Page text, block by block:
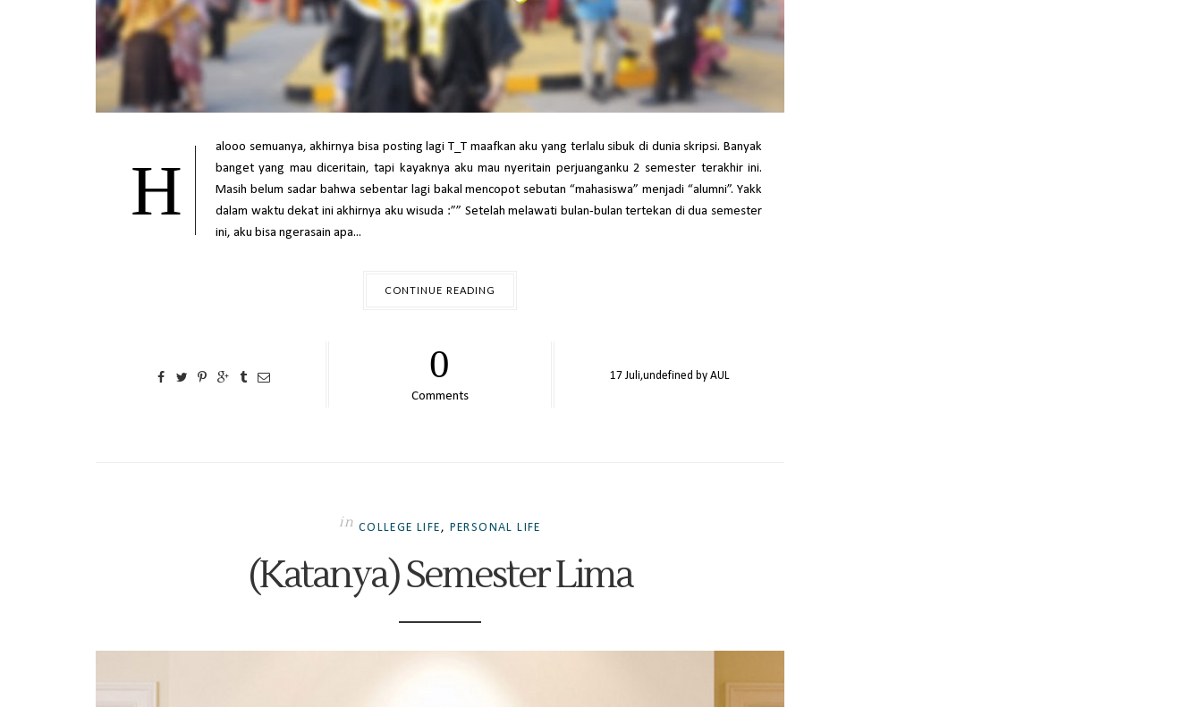
H
alooo semuanya, akhirnya bisa posting lagi T_T maafkan aku yang terlalu sibuk di dunia skripsi. Banyak
banget yang mau diceritain, tapi kayaknya aku mau nyeritain perjuanganku 2 semester terakhir ini.
Masih belum sadar bahwa sebentar lagi bakal mencopot sebutan “mahasiswa” menjadi “alumni”. Yakk
dalam waktu dekat ini akhirnya aku wisuda :”” Setelah melawati bulan-bulan tertekan di dua semester
ini, aku bisa ngerasain apa...
CONTINUE READING
0
Comments
17Juli,undefined byAUL
in COLLEGE LIFE , PERSONAL LIFE
(Katanya) Semester Lima